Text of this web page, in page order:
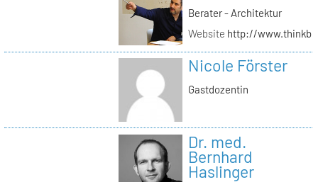
Berater - Architektur
Website http://
Nicole Förster
Gastdozentin
Dr. med.
Bernhard
Haslinger